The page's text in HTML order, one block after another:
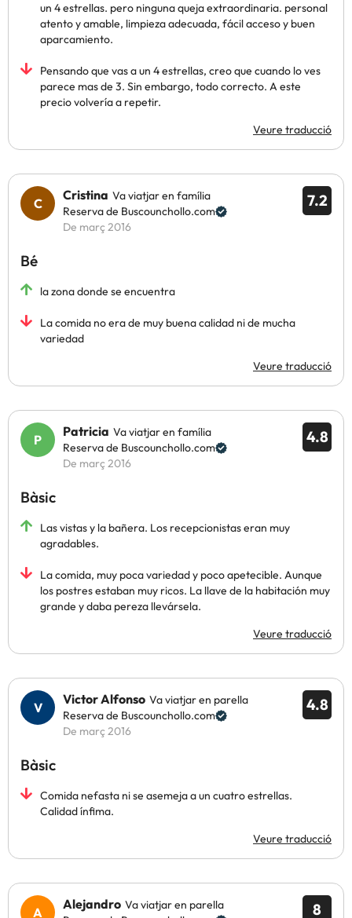
un 4 estrellas. pero ninguna queja extraordinaria. personal
atento y amable, limpieza adecuada, fácil acceso y buen
aparcamiento.
Pensando que vas a un 4 estrellas, creo que cuando lo ves
parece mas de 3. Sin embargo, todo correcto. A este
precio volvería a repetir.
Veure traducció
7.2
Cristina Va viatjar en família
Reserva de Buscounchollo.com
De març 2016
Bé
la zona donde se encuentra
La comida no era de muy buena calidad ni de mucha
variedad
Veure traducció
4.8
Patricia Va viatjar en família
Reserva de Buscounchollo.com
De març 2016
Bàsic
Las vistas y la bañera. Los recepcionistas eran muy
agradables.
La comida, muy poca variedad y poco apetecible. Aunque
los postres estaban muy ricos. La llave de la habitación muy
grande y daba pereza llevársela.
Veure traducció
4.8
Victor Alfonso Va viatjar en parella
Reserva de Buscounchollo.com
De març 2016
Bàsic
Comida nefasta ni se asemeja a un cuatro estrellas.
Calidad ínfima.
Veure traducció
8
Alejandro Va viatjar en parella